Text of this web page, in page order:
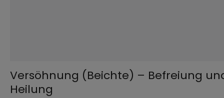
Versöhnung (Beichte) – Befreiung
Heilung